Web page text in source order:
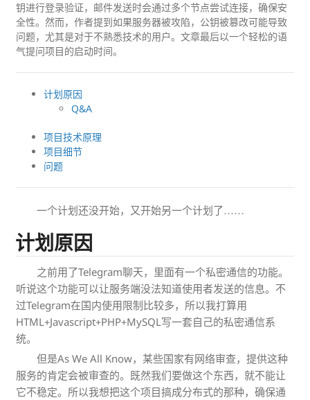
钥进行登录验证，邮件发送时会通过多个节点尝试连接，确保安
全性。然而，作者提到如果服务器被攻陷，公钥被篡改可能导致
问题，尤其是对于不熟悉技术的用户。文章最后以一个轻松的语
气提问项目的启动时间。
计划原因
Q&A
项目技术原理
项目细节
问题
一个计划还没开始，又开始另一个计划了……
计划原因
之前用了Telegram聊天，里面有一个私密通信的功能。
听说这个功能可以让服务端没法知道使用者发送的信息。不
过Telegram在国内使用限制比较多，所以我打算用
HTML+Javascript+PHP+MySQL写一套自己的私密通信系
统。
但是As We All Know，某些国家有网络审查，提供这种
服务的肯定会被审查的。既然我们要做这个东西，就不能让
它不稳定。所以我想把这个项目搞成分布式的那种，确保通